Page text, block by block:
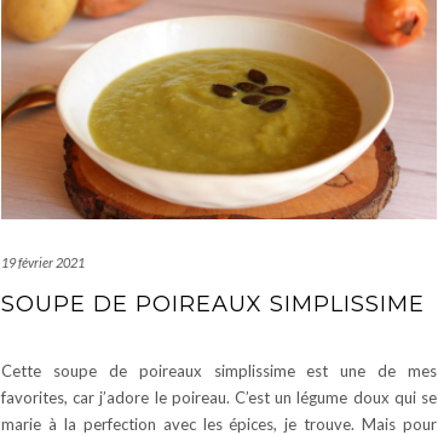
19 février 2021
SOUPE DE POIREAUX SIMPLISSIME
Cette soupe de poireaux simplissime est une de mes
favorites, car j’adore le poireau. C’est un légume doux qui se
marie à la perfection avec les épices, je trouve. Mais pour